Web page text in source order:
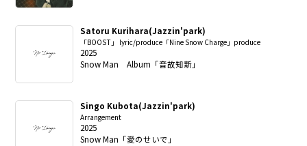
Satoru Kurihara(Jazzin'park)
「BOOST」 lyric/produce「Nine Snow Charge」produce
2025
Snow Man Album「音故知新」
Singo Kubota(Jazzin'park)
Arrangement
2025
Snow Man「愛のせいで」